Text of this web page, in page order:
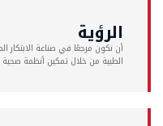
الرؤية
أن نكون مرجعًا في صناعة
الطبية من خلال تمكين أنظمة صحية